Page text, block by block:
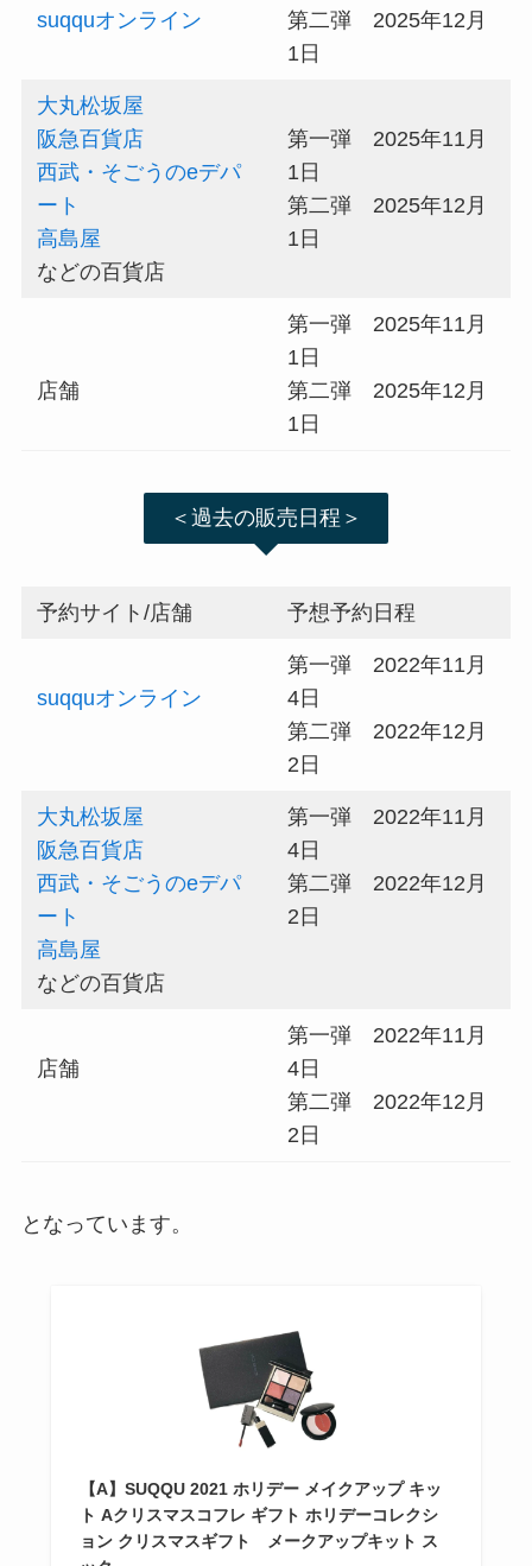
suqquオンライン
第二弾 2025年12月
1日
大丸松坂屋
阪急百貨店
西武・そごうのeデパ
ート
高島屋
などの百貨店
第一弾 2025年11月
1日
第二弾 2025年12月
1日
店舗
第一弾 2025年11月
1日
第二弾 2025年12月
1日
＜過去の販売日程＞
予約サイト/店舗 予想予約日程
suqquオンライン
第一弾 2022年11月
4日
第二弾 2022年12月
2日
大丸松坂屋
阪急百貨店
西武・そごうのeデパ
ート
高島屋
などの百貨店
第一弾 2022年11月
4日
第二弾 2022年12月
2日
店舗
第一弾 2022年11月
4日
第二弾 2022年12月
2日
となっています。
【A】SUQQU 2021 ホリデー メイクアップ キッ
ト Aクリスマスコフレ ギフト ホリデーコレクシ
ョン クリスマスギフト メークアップキット ス